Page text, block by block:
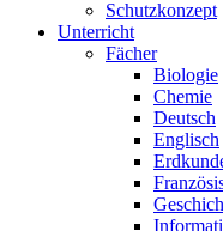
Schutzkonzept
Unterricht
Fächer
Biologie
Chemie
Deutsch
Englisch